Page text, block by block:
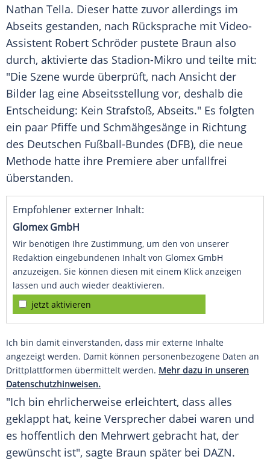
Nathan Tella. Dieser hatte zuvor allerdings im
Abseits gestanden, nach Rücksprache mit Video-
Assistent Robert Schröder pustete Braun also
durch, aktivierte das Stadion-Mikro und teilte mit:
"Die Szene wurde überprüft, nach Ansicht der
Bilder lag eine Abseitsstellung vor, deshalb die
Entscheidung: Kein Strafstoß, Abseits." Es folgten
ein paar Pfiffe und Schmähgesänge in Richtung
des Deutschen Fußball-Bundes (DFB), die neue
Methode hatte ihre Premiere aber unfallfrei
überstanden.
Empfohlener externer Inhalt:
Glomex GmbH
Wir benötigen Ihre Zustimmung, um den von unserer
Redaktion eingebundenen Inhalt von Glomex GmbH
anzuzeigen. Sie können diesen mit einem Klick anzeigen
lassen und auch wieder deaktivieren.
jetzt aktivieren
Ich bin damit einverstanden, dass mir externe Inhalte
angezeigt werden. Damit können personenbezogene Daten an
Drittplattformen übermittelt werden. Mehr dazu in unseren
Datenschutzhinweisen.
"Ich bin ehrlicherweise erleichtert, dass alles
geklappt hat, keine Versprecher dabei waren und
es hoffentlich den Mehrwert gebracht hat, der
gewünscht ist", sagte Braun später bei DAZN.